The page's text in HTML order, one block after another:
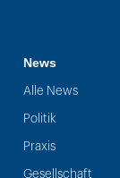
News
Alle News
Politik
Praxis
Gesellschaft